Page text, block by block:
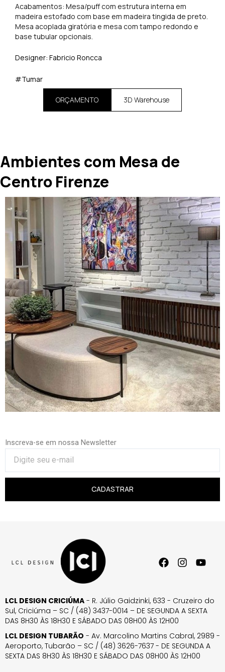
Acabamentos: Mesa/puff com estrutura interna em
madeira estofado com base em madeira tingida de preto.
Mesa acoplada giratória e mesa com tampo redondo e
base tubular opcionais.
Designer: Fabricio Roncca
#Tumar
ORÇAMENTO 3D Warehouse
Ambientes com Mesa de
Centro Firenze
Inscreva-se em nossa Newsletter
CADASTRAR
LCL DESIGN CRICIÚMA - R. Júlio Gaidzinki, 633 - Cruzeiro do
Sul, Criciúma – SC / (48) 3437-0014 – DE SEGUNDA A SEXTA
DAS 8H30 ÀS 18H30 E SÁBADO DAS 08H00 ÀS 12H00
LCL DESIGN TUBARÃO - Av. Marcolino Martins Cabral, 2989 -
Aeroporto, Tubarão – SC / (48) 3626-7637 - DE SEGUNDA A
SEXTA DAS 8H30 ÀS 18H30 E SÁBADO DAS 08H00 ÀS 12H00